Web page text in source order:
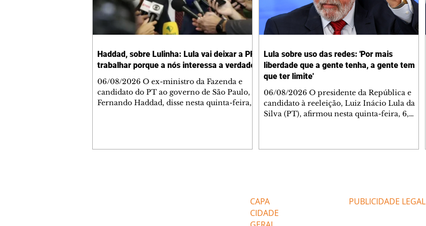
Haddad, sobre Lulinha: Lula vai deixar a PF
trabalhar porque a nós interessa a verdade
06/08/2026 O ex-ministro da Fazenda e
candidato do PT ao governo de São Paulo,
Fernando Haddad, disse nesta quinta-feira,
Lula sobre uso das redes: 'Por mais
liberdade que a gente tenha, a gente tem
que ter limite'
06/08/2026 O presidente da República e
candidato à reeleição, Luiz Inácio Lula da
Silva (PT), afirmou nesta quinta-feira, 6,
quando foi sancionado o projeto de lei que
endurece os
CAPA
CIDADE
PUBLICIDADE LEGAL